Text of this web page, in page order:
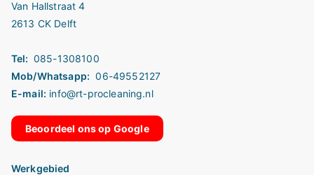
Van Hallstraat 4
2613 CK Delft
Tel: 085-1308100
Mob/Whatsapp: 06-49552127
E-mail: info@rt-procleaning.nl
Beoordeel ons op Google
Werkgebied